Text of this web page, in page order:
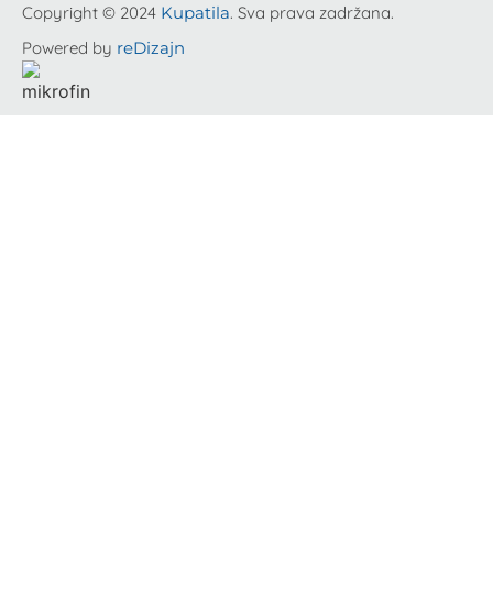
Copyright © 2024 Kupatila. Sva prava zadržana.
Powered by reDizajn